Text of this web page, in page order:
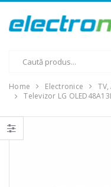
Home Electronice
Televizor LG